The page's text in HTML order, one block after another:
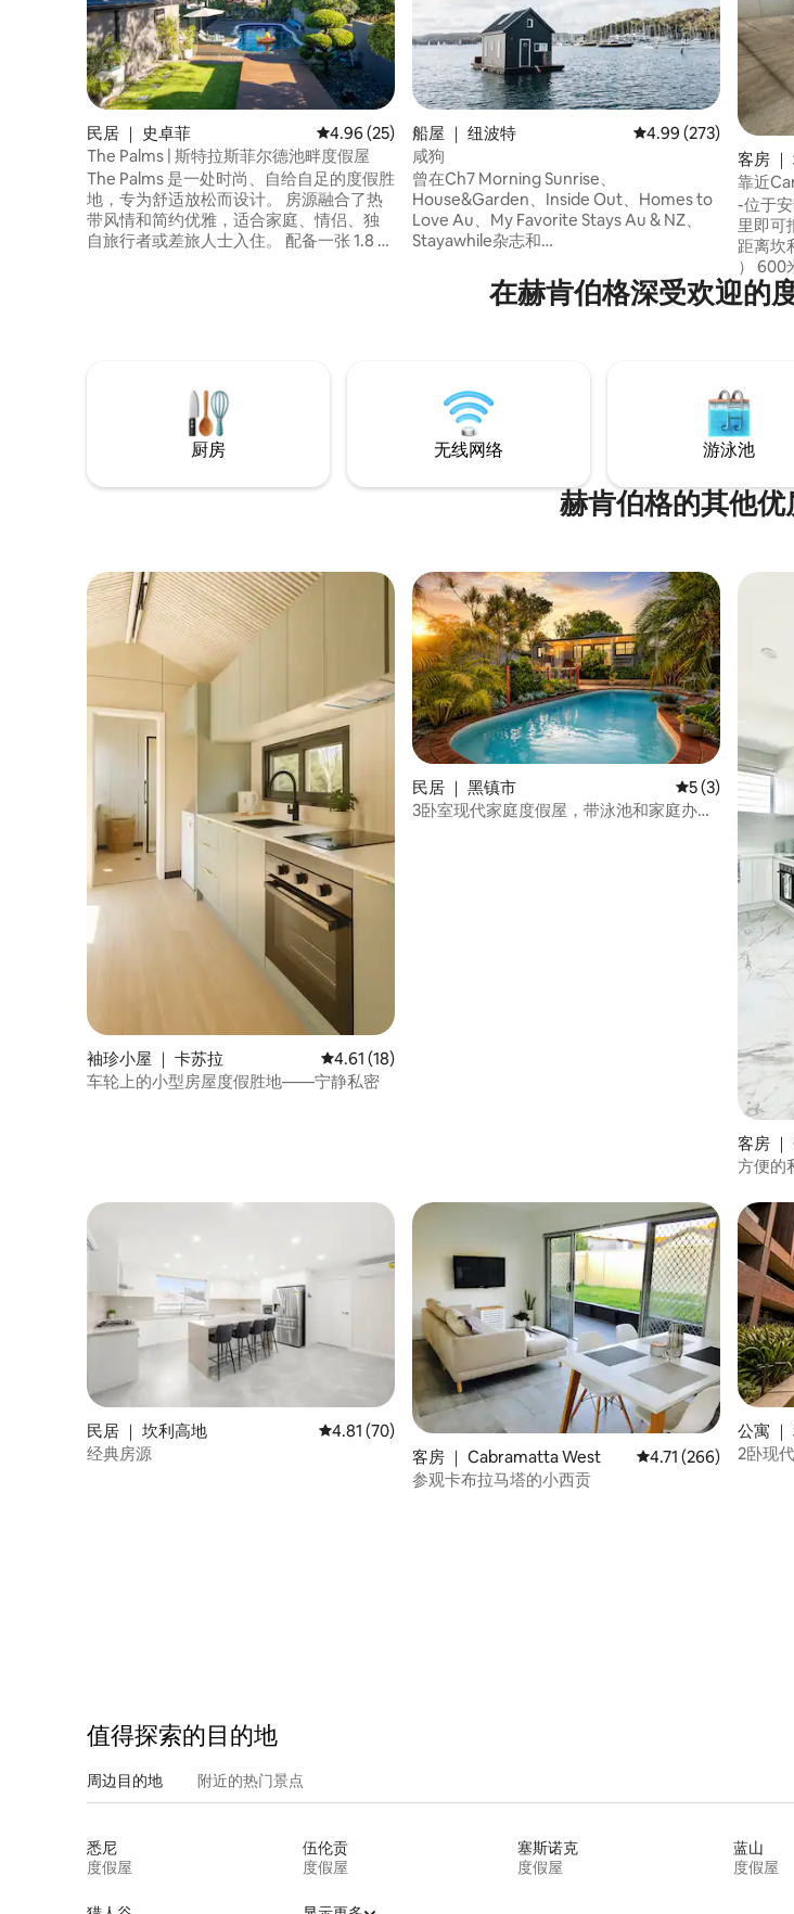
民居 ｜ 史卓菲 平均评分 4.96 分（满分 5 分），共 25 条评价
4.96 (25)
The Palms | 斯特拉斯菲尔德池畔度假屋
The Palms 是一处时尚、自给自足的度假胜
地，专为舒适放松而设计。 房源融合了热
带风情和简约优雅，适合家庭、情侣、独
自旅行者或差旅人士入住。 配备一张 1.8 米
（Burwood）的餐饮、咖啡馆、购物和交
通设施。 免费无线网络和路边停车。 最多
可招待4位房客。
船屋 ｜ 纽波特 平均评分 4.99 分（满
4.99 (273)
咸狗
曾在Ch7 Morning Sunrise、
House&Garden、Inside Out、Homes to
Love Au、My Favorite Stays Au & NZ、
Stayawhile杂志和
咸的空气，拍打的水声，闪闪发光的太
阳，周围的涟漪……一种宁静的感觉，仿佛
客房
靠近
-位于
里即可
距离坎
） 600米 -距离卡布拉马塔市中心
距离利
有标准
宠物，
在赫肯伯格深受欢迎的
厨房 无线网络 游泳池
赫肯伯格的其他
袖珍小屋 ｜ 卡苏拉 平均评分 4.61 分（满分 5 分），共 18 条评价
4.61 (18)
车轮上的小型房屋度假胜地——宁静私密
民居 ｜ 黑镇市 平均评分 5 分（
5 (3)
3卧室现代家庭度假屋，带泳池和家庭办公
客房
方便的
民居 ｜ 坎利高地 平均评分 4.81 分（满分 5 分），共 70 条评价
4.81 (70)
经典房源
客房 ｜ Cabramatta West 平均评分 4.71 分（满
4.71 (266)
参观卡布拉马塔的小西贡
公寓 ｜
2卧现
值得探索的目的地
周边目的地 附近的热门景点
悉尼
度假屋
伍伦贡
度假屋
塞斯诺克
度假屋
蓝山
度假屋